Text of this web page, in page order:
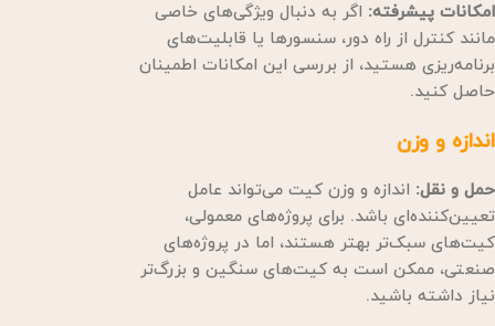
امکانات پیشرفته: اگر به دنبال ویژگی‌های خاصی
مانند کنترل از راه دور، سنسورها یا قابلیت‌های
برنامه‌ریزی هستید، از بررسی این امکانات اطمینان
حاصل کنید.
اندازه و وزن
حمل و نقل: اندازه و وزن کیت می‌تواند عامل
تعیین‌کننده‌ای باشد. برای پروژه‌های معمولی،
کیت‌های سبک‌تر بهتر هستند، اما در پروژه‌های
صنعتی، ممکن است به کیت‌های سنگین و بزرگ‌تر
نیاز داشته باشید.